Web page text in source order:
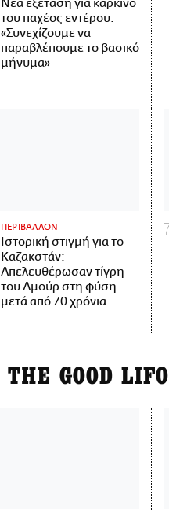
Νέα εξέταση για καρκίνο
του παχέος εντέρου:
«Συνεχίζουμε να
παραβλέπουμε το βασικό
μήνυμα»
ΠΕΡΙΒΑΛΛΟΝ
Ιστορική στιγμή για το
Καζακστάν:
Απελευθέρωσαν τίγρη
του Αμούρ στη φύση
μετά από 70 χρόνια
THE GOOD LIFO